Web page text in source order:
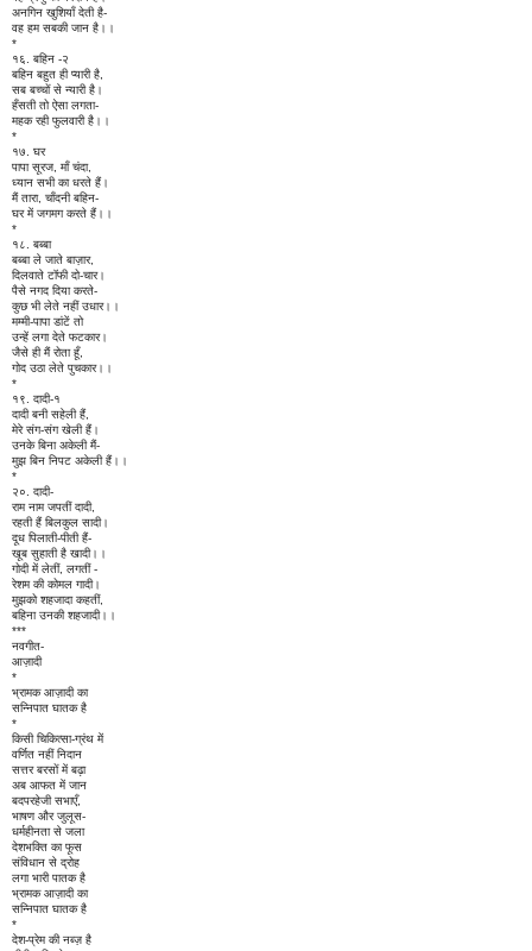
अनगिन खुशियाँ देती है-
वह हम सबकी जान है।।
*
१६. बहिन -२
बहिन बहुत ही प्यारी है,
सब बच्चों से न्यारी है।
हँसती तो ऐसा लगता-
महक रही फुलवारी है।।
*
१७. घर
पापा सूरज, माँ चंदा,
ध्यान सभी का धरते हैं।
मैं तारा, चाँदनी बहिन-
घर में जगमग करते हैं।।
*
१८. बब्बा
बब्बा ले जाते बाज़ार,
दिलवाते टॉफी दो-चार।
पैसे नगद दिया करते-
कुछ भी लेते नहीं उधार।।
मम्मी-पापा डांटें तो
उन्हें लगा देते फटकार।
जैसे ही मैं रोता हूँ,
गोद उठा लेते पुचकार।।
*
१९. दादी-१
दादी बनी सहेली हैं,
मेरे संग-संग खेली हैं।
उनके बिना अकेली मैं-
मुझ बिन निपट अकेली हैं।।
*
२०. दादी-
राम नाम जपतीं दादी,
रहती हैं बिलकुल सादी।
दूध पिलाती-पीती हैं-
खूब सुहाती है खादी।।
गोदी में लेतीं, लगतीं -
रेशम की कोमल गादी।
मुझको शहजादा कहतीं,
बहिना उनकी शहजादी।।
***
नवगीत-
आज़ादी
*
भ्रामक आज़ादी का
सन्निपात घातक है
*
किसी चिकित्सा-ग्रंथ में
वर्णित नहीं निदान
सत्तर बरसों में बढ़ा
अब आफत में जान
बदपरहेजी सभाएँ,
भाषण और जुलूस-
धर्महीनता से जला
देशभक्ति का फूस
संविधान से द्रोह
लगा भारी पातक है
भ्रामक आज़ादी का
सन्निपात घातक है
*
देश-प्रेम की नब्ज़ है